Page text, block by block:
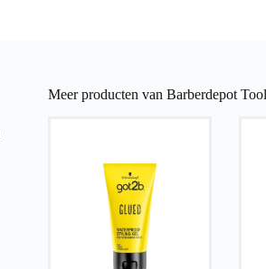
Meer producten van Barberdepot